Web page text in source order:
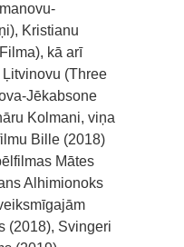
Kristianu
kā arī
(Three
Jēkabsone
Kolmani, viņa
Bille (2018)
Mātes
Alhimionoks
(2018), Svingeri